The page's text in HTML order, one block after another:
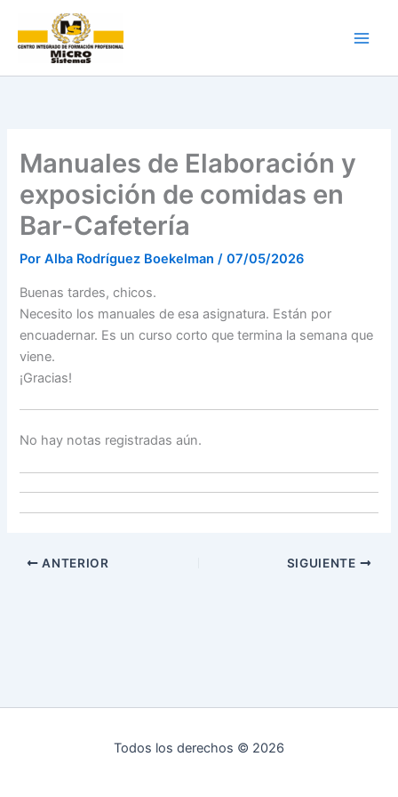
contenido
Manuales de Elaboración y
exposición de comidas en
Bar-Cafetería
PorAlba Rodríguez Boekelman/07/05/2026
Buenas tardes, chicos.
Necesito los manuales de esa asignatura. Están por
encuadernar. Es un curso corto que termina la semana que
viene.
¡Gracias!
No hay notas registradas aún.
ANTERIOR SIGUIENTE
Todos los derechos © 2026